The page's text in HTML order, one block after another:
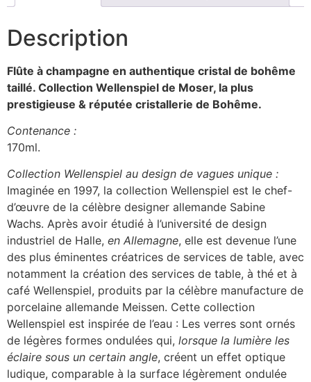
Description
Flûte à champagne en authentique cristal de bohême
taillé. Collection Wellenspiel de Moser, la plus
prestigieuse & réputée cristallerie de Bohême.
Contenance :
170ml.
Collection Wellenspiel au design de vagues unique :
Imaginée en 1997, la collection Wellenspiel est le chef-
d’œuvre de la célèbre designer allemande Sabine
Wachs. Après avoir étudié à l’université de design
industriel de Halle, en Allemagne, elle est devenue l’une
des plus éminentes créatrices de services de table, avec
notamment la création des services de table, à thé et à
café Wellenspiel, produits par la célèbre manufacture de
porcelaine allemande Meissen. Cette collection
Wellenspiel est inspirée de l’eau : Les verres sont ornés
de légères formes ondulées qui, lorsque la lumière les
éclaire sous un certain angle, créent un effet optique
ludique, comparable à la surface légèrement ondulée